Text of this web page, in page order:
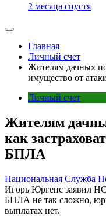
2 месяца спустя
Главная
Личный счет
Жителям дачных
имущество от
Личный счет
Жителям
как
БПЛА
Национальная Служба
Игорь Юргенс заявил
БПЛА не так сложно,
выплатах нет.